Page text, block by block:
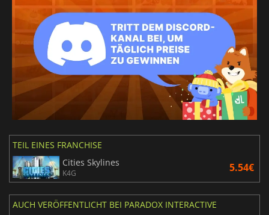
TEIL EINES FRANCHISE
Cities Skylines
K4G 5.54€
AUCH VERÖFFENTLICHT BEI PARADOX INTERACTIVE